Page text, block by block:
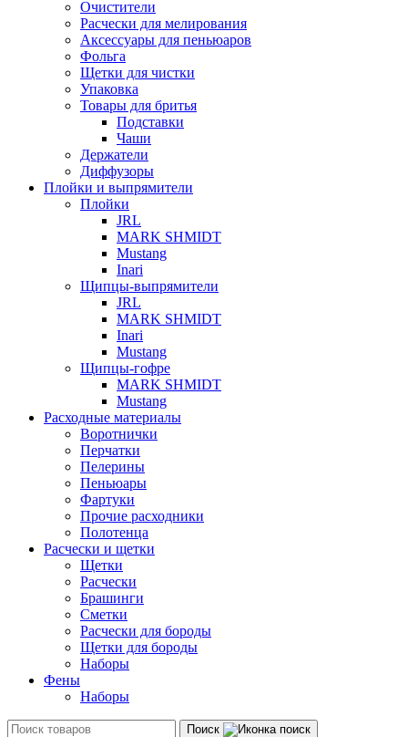
Очистители
Расчески для мелирования
Аксессуары для пеньюаров
Фольга
Щетки для чистки
Упаковка
Товары для бритья
Подставки
Чаши
Держатели
Диффузоры
Плойки и выпрямители
Плойки
JRL
MARK SHMIDT
Mustang
Inari
Щипцы-выпрямители
JRL
MARK SHMIDT
Inari
Mustang
Щипцы-гофре
MARK SHMIDT
Mustang
Расходные материалы
Воротнички
Перчатки
Пелерины
Пеньюары
Фартуки
Прочие расходники
Полотенца
Расчески и щетки
Щетки
Расчески
Брашинги
Сметки
Расчески для бороды
Щетки для бороды
Наборы
Фены
Наборы
Поиск